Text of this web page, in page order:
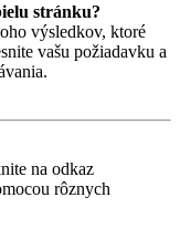
stránku?
výsledkov, ktoré
vašu požiadavku a
na odkaz
rôznych